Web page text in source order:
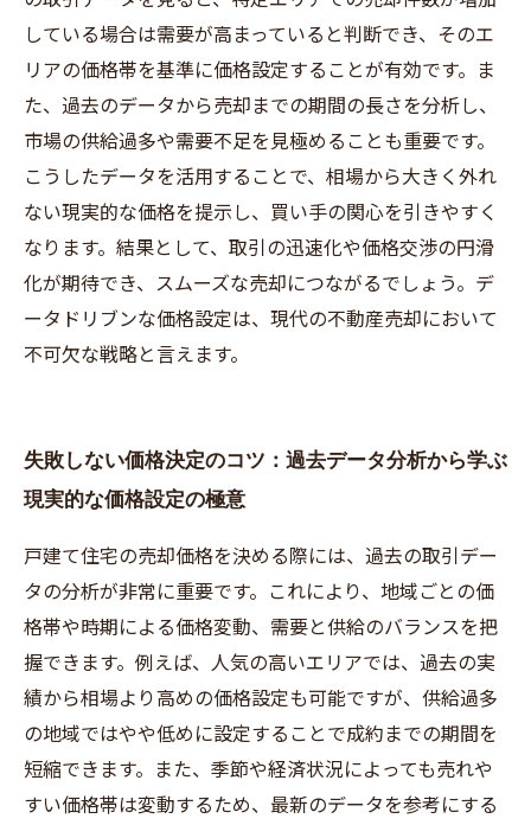
している場合は需要が高まっていると判断でき、そのエ
リアの価格帯を基準に価格設定することが有効です。ま
た、過去のデータから売却までの期間の長さを分析し、
市場の供給過多や需要不足を見極めることも重要です。
こうしたデータを活用することで、相場から大きく外れ
ない現実的な価格を提示し、買い手の関心を引きやすく
なります。結果として、取引の迅速化や価格交渉の円滑
化が期待でき、スムーズな売却につながるでしょう。デ
ータドリブンな価格設定は、現代の不動産売却において
不可欠な戦略と言えます。
失敗しない価格決定のコツ：過去データ分析から学ぶ
現実的な価格設定の極意
戸建て住宅の売却価格を決める際には、過去の取引デー
タの分析が非常に重要です。これにより、地域ごとの価
格帯や時期による価格変動、需要と供給のバランスを把
握できます。例えば、人気の高いエリアでは、過去の実
績から相場より高めの価格設定も可能ですが、供給過多
の地域ではやや低めに設定することで成約までの期間を
短縮できます。また、季節や経済状況によっても売れや
すい価格帯は変動するため、最新のデータを参考にする